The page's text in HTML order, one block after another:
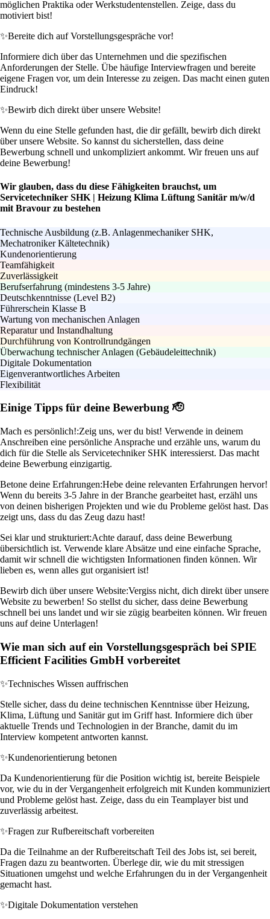
möglichen Praktika oder Werkstudentenstellen. Zeige, dass du
motiviert bist!
✨Bereite dich auf Vorstellungsgespräche vor!
Informiere dich über das Unternehmen und die spezifischen
Anforderungen der Stelle. Übe häufige Interviewfragen und bereite
eigene Fragen vor, um dein Interesse zu zeigen. Das macht einen guten
Eindruck!
✨Bewirb dich direkt über unsere Website!
Wenn du eine Stelle gefunden hast, die dir gefällt, bewirb dich direkt
über unsere Website. So kannst du sicherstellen, dass deine
Bewerbung schnell und unkompliziert ankommt. Wir freuen uns auf
deine Bewerbung!
Wir glauben, dass du diese Fähigkeiten brauchst, um
Servicetechniker SHK | Heizung Klima Lüftung Sanitär m/w/d
mit Bravour zu bestehen
Technische Ausbildung (z.B. Anlagenmechaniker SHK,
Mechatroniker Kältetechnik)
Kundenorientierung
Teamfähigkeit
Zuverlässigkeit
Berufserfahrung (mindestens 3-5 Jahre)
Deutschkenntnisse (Level B2)
Führerschein Klasse B
Wartung von mechanischen Anlagen
Reparatur und Instandhaltung
Durchführung von Kontrollrundgängen
Überwachung technischer Anlagen (Gebäudeleittechnik)
Digitale Dokumentation
Eigenverantwortliches Arbeiten
Flexibilität
Einige Tipps für deine Bewerbung 🫡
Mach es persönlich!:Zeig uns, wer du bist! Verwende in deinem
Anschreiben eine persönliche Ansprache und erzähle uns, warum du
dich für die Stelle als Servicetechniker SHK interessierst. Das macht
deine Bewerbung einzigartig.
Betone deine Erfahrungen:Hebe deine relevanten Erfahrungen hervor!
Wenn du bereits 3-5 Jahre in der Branche gearbeitet hast, erzähl uns
von deinen bisherigen Projekten und wie du Probleme gelöst hast. Das
zeigt uns, dass du das Zeug dazu hast!
Sei klar und strukturiert:Achte darauf, dass deine Bewerbung
übersichtlich ist. Verwende klare Absätze und eine einfache Sprache,
damit wir schnell die wichtigsten Informationen finden können. Wir
lieben es, wenn alles gut organisiert ist!
Bewirb dich über unsere Website:Vergiss nicht, dich direkt über unsere
Website zu bewerben! So stellst du sicher, dass deine Bewerbung
schnell bei uns landet und wir sie zügig bearbeiten können. Wir freuen
uns auf deine Unterlagen!
Wie man sich auf ein Vorstellungsgespräch bei SPIE
Efficient Facilities GmbH vorbereitet
✨Technisches Wissen auffrischen
Stelle sicher, dass du deine technischen Kenntnisse über Heizung,
Klima, Lüftung und Sanitär gut im Griff hast. Informiere dich über
aktuelle Trends und Technologien in der Branche, damit du im
Interview kompetent antworten kannst.
✨Kundenorientierung betonen
Da Kundenorientierung für die Position wichtig ist, bereite Beispiele
vor, wie du in der Vergangenheit erfolgreich mit Kunden kommuniziert
und Probleme gelöst hast. Zeige, dass du ein Teamplayer bist und
zuverlässig arbeitest.
✨Fragen zur Rufbereitschaft vorbereiten
Da die Teilnahme an der Rufbereitschaft Teil des Jobs ist, sei bereit,
Fragen dazu zu beantworten. Überlege dir, wie du mit stressigen
Situationen umgehst und welche Erfahrungen du in der Vergangenheit
gemacht hast.
✨Digitale Dokumentation verstehen